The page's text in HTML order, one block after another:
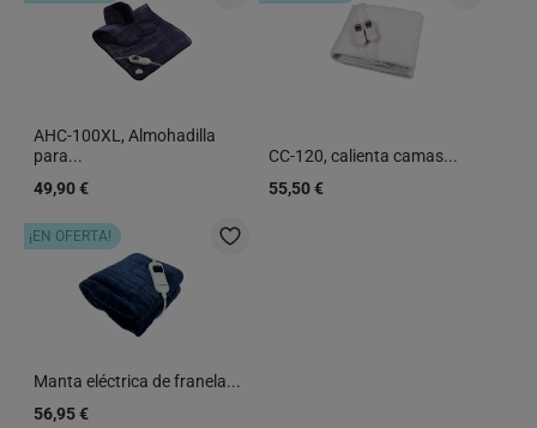
AHC-100XL, Almohadilla
para...
49,90 €
CC-120, calienta camas...
55,50 €
Manta eléctrica de franela...
56,95 €
¡EN OFERTA!